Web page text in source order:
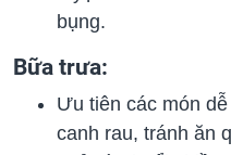
bụng.
Bữa trưa:
Ưu tiên các món
canh rau, tránh ăn